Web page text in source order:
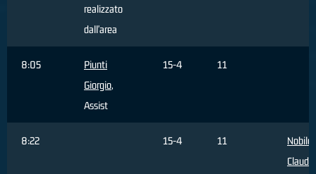
realizzato
dall'area
8:05
Piunti
Giorgio,
Assist
15-4 11
8:22 15-4 11
Nobile
Claudio